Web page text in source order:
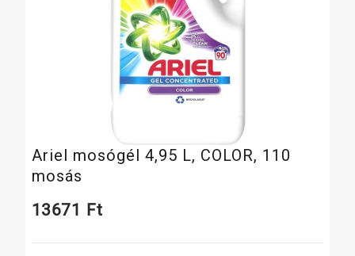
Ariel mosógél 4,95 L, COLOR, 110
mosás
13671 Ft